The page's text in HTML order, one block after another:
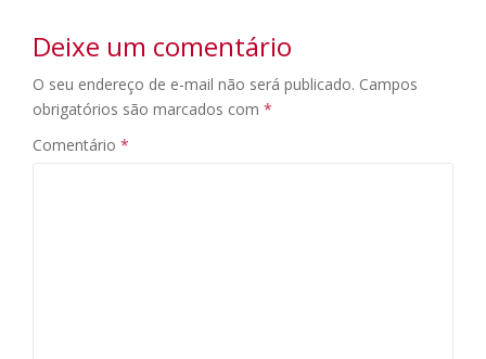
Deixe um comentário
O seu endereço de e-mail não será publicado. Campos
obrigatórios são marcados com *
Comentário *